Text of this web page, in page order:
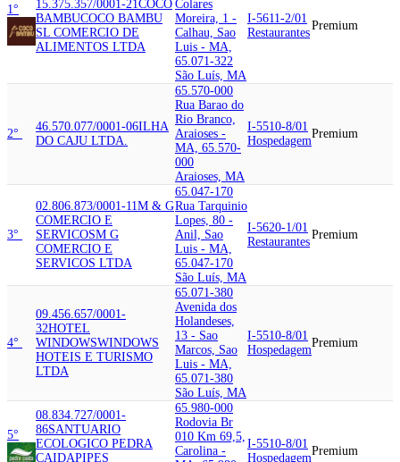
1° 15.375.357/0001-21COCO
BAMBUCOCO BAMBU
SL COMERCIO DE
ALIMENTOS LTDA
Colares
Moreira, 1 -
Calhau, Sao
Luis - MA,
65.071-322
São Luís, MA
I-5611-2/01
Restaurantes
Premium
2°
46.570.077/0001-06ILHA
DO CAJU LTDA.
65.570-000
Rua Barao do
Rio Branco,
Araioses -
MA, 65.570-
000
Araioses, MA
I-5510-8/01
Hospedagem
Premium
3°
02.806.873/0001-11M & G
COMERCIO E
SERVICOSM G
COMERCIO E
SERVICOS LTDA
65.047-170
Rua Tarquinio
Lopes, 80 -
Anil, Sao
Luis - MA,
65.047-170
São Luís, MA
I-5620-1/01
Restaurantes
Premium
4°
09.456.657/0001-
32HOTEL
WINDOWSWINDOWS
HOTEIS E TURISMO
LTDA
65.071-380
Avenida dos
Holandeses,
13 - Sao
Marcos, Sao
Luis - MA,
65.071-380
São Luís, MA
I-5510-8/01
Hospedagem
Premium
5°
08.834.727/0001-
86SANTUARIO
ECOLOGICO PEDRA
CAIDAPIPES
65.980-000
Rodovia Br
010 Km 69,5,
Carolina -
I-5510-8/01
Hospedagem
Premium